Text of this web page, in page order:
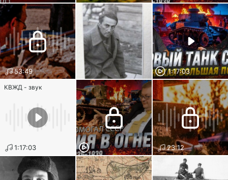
53:49 1:17:03
КВЖД - звук
1:17:03 23:12